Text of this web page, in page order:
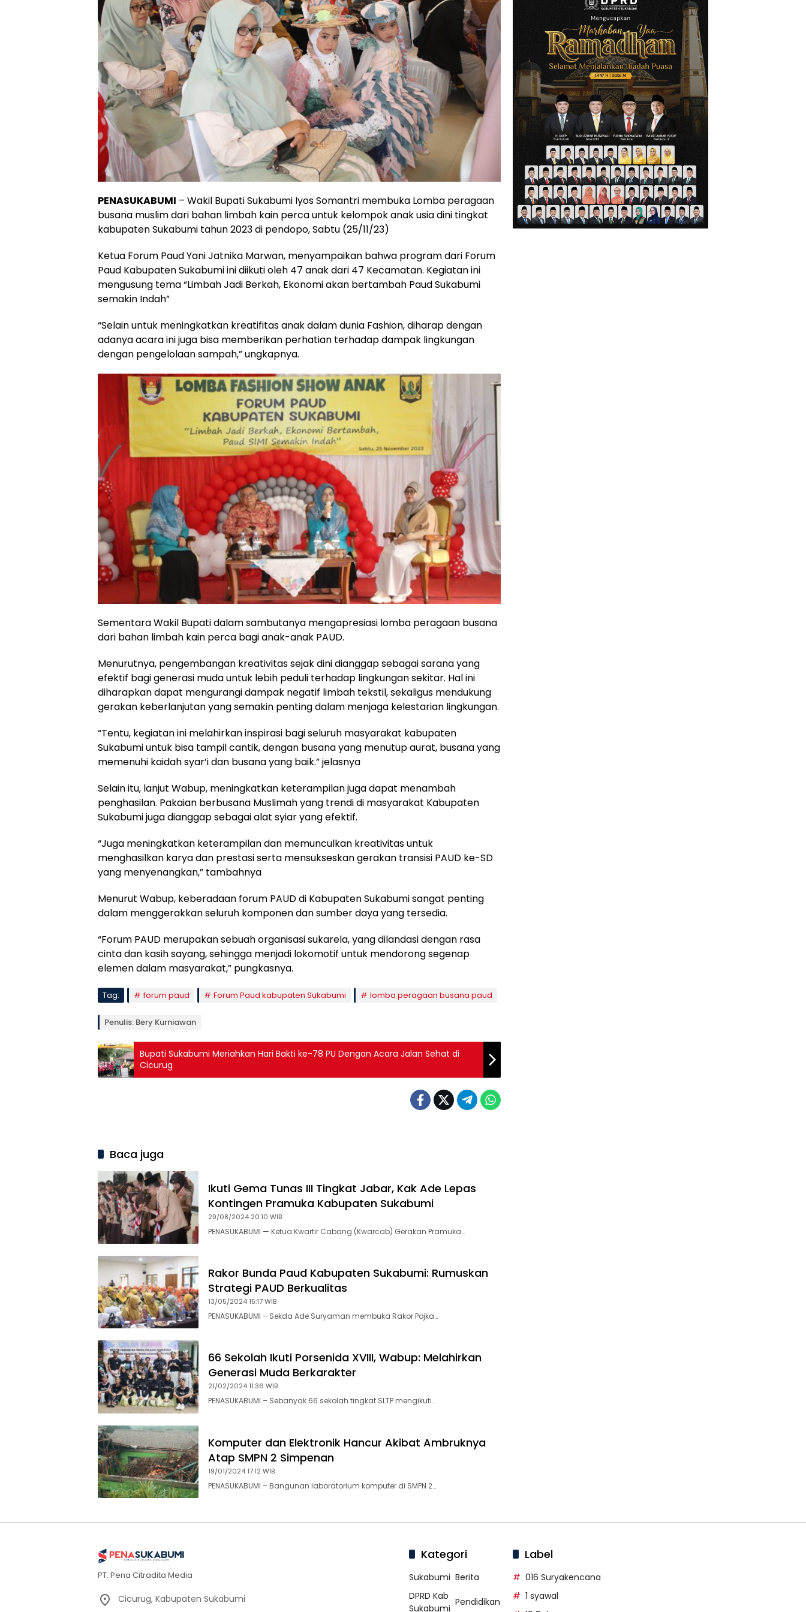
PENASUKABUMI – Wakil Bupati Sukabumi Iyos Somantri membuka Lomba peragaan
busana muslim dari bahan limbah kain perca untuk kelompok anak usia dini tingkat
kabupaten Sukabumi tahun 2023 di pendopo, Sabtu (25/11/23)
Ketua Forum Paud Yani Jatnika Marwan, menyampaikan bahwa program dari Forum
Paud Kabupaten Sukabumi ini diikuti oleh 47 anak dari 47 Kecamatan. Kegiatan ini
mengusung tema “Limbah Jadi Berkah, Ekonomi akan bertambah Paud Sukabumi
semakin Indah”
“Selain untuk meningkatkan kreatifitas anak dalam dunia Fashion, diharap dengan
adanya acara ini juga bisa memberikan perhatian terhadap dampak lingkungan
dengan pengelolaan sampah,” ungkapnya.
Sementara Wakil Bupati dalam sambutanya mengapresiasi lomba peragaan busana
dari bahan limbah kain perca bagi anak-anak PAUD.
Menurutnya, pengembangan kreativitas sejak dini dianggap sebagai sarana yang
efektif bagi generasi muda untuk lebih peduli terhadap lingkungan sekitar. Hal ini
diharapkan dapat mengurangi dampak negatif limbah tekstil, sekaligus mendukung
gerakan keberlanjutan yang semakin penting dalam menjaga kelestarian lingkungan.
“Tentu, kegiatan ini melahirkan inspirasi bagi seluruh masyarakat kabupaten
Sukabumi untuk bisa tampil cantik, dengan busana yang menutup aurat, busana yang
memenuhi kaidah syar’i dan busana yang baik.” jelasnya
Selain itu, lanjut Wabup, meningkatkan keterampilan juga dapat menambah
penghasilan. Pakaian berbusana Muslimah yang trendi di masyarakat Kabupaten
Sukabumi juga dianggap sebagai alat syiar yang efektif.
“Juga meningkatkan keterampilan dan memunculkan kreativitas untuk
menghasilkan karya dan prestasi serta mensukseskan gerakan transisi PAUD ke-SD
yang menyenangkan,” tambahnya
Menurut Wabup, keberadaan forum PAUD di Kabupaten Sukabumi sangat penting
dalam menggerakkan seluruh komponen dan sumber daya yang tersedia.
“Forum PAUD merupakan sebuah organisasi sukarela, yang dilandasi dengan rasa
cinta dan kasih sayang, sehingga menjadi lokomotif untuk mendorong segenap
elemen dalam masyarakat,” pungkasnya.
Tag: forum paud Forum Paud kabupaten Sukabumi lomba peragaan busana paud
Penulis: Bery Kurniawan
Bupati Sukabumi Meriahkan Hari Bakti ke-78 PU Dengan Acara Jalan Sehat di
Cicurug
Baca juga
Ikuti Gema Tunas III Tingkat Jabar, Kak Ade Lepas
Kontingen Pramuka Kabupaten Sukabumi
29/08/2024 20:10 WIB
PENASUKABUMI — Ketua Kwartir Cabang (Kwarcab) Gerakan Pramuka…
Rakor Bunda Paud Kabupaten Sukabumi: Rumuskan
Strategi PAUD Berkualitas
13/05/2024 15:17 WIB
PENASUKABUMI – Sekda Ade Suryaman membuka Rakor Pojka…
66 Sekolah Ikuti Porsenida XVIII, Wabup: Melahirkan
Generasi Muda Berkarakter
21/02/2024 11:36 WIB
PENASUKABUMI – Sebanyak 66 sekolah tingkat SLTP mengikuti…
Komputer dan Elektronik Hancur Akibat Ambruknya
Atap SMPN 2 Simpenan
19/01/2024 17:12 WIB
PENASUKABUMI – Bangunan laboratorium komputer di SMPN 2…
PT. Pena Citradita Media
Cicurug, Kabupaten Sukabumi
Kategori
Sukabumi Berita
DPRD Kab
Sukabumi
Pendidikan
Label
016 Suryakencana
1 syawal